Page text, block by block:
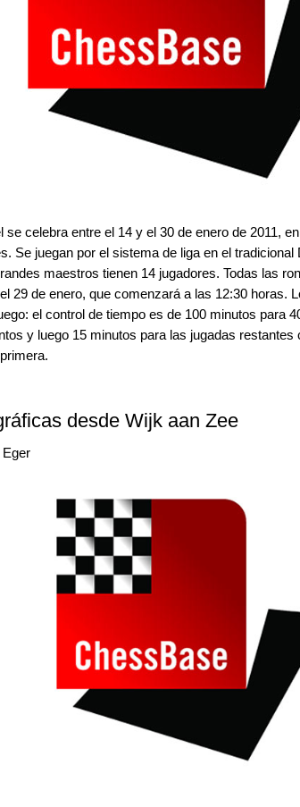
se celebra entre el 14 y el 30 de enero de 2011,
Se juegan por el sistema de liga en el tradicional
maestros tienen 14 jugadores. Todas las
29 de enero, que comenzará a las 12:30 horas.
: el control de tiempo es de 100 minutos para
y luego 15 minutos para las jugadas
desde Wijk aan Zee
Eger